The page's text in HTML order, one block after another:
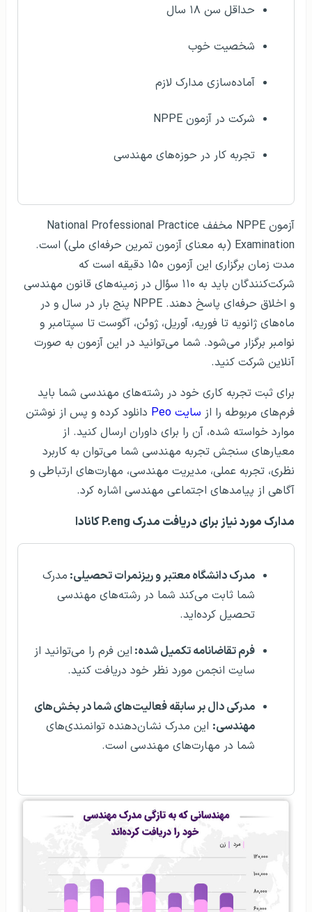
حداقل سن ۱۸ سال
شخصیت خوب
آماده‌سازی مدارک لازم
شرکت در آزمون NPPE
تجربه کار در حوزه‌های مهندسی
آزمون NPPE مخفف National Professional Practice
Examination (به معنای آزمون تمرین حرفه‌ای ملی) است.
مدت زمان برگزاری این آزمون ۱۵۰ دقیقه است که
شرکت‌کنندگان باید به ۱۱۰ سؤال در زمینه‌های قانون مهندسی
و اخلاق حرفه‌ای پاسخ دهند. NPPE پنج بار در سال و در
ماه‌های ژانویه تا فوریه، آوریل، ژوئن، آگوست تا سپتامبر و
نوامبر برگزار می‌شود. شما می‌توانید در این آزمون به صورت
آنلاین شرکت کنید.
برای ثبت تجربه کاری خود در رشته‌های مهندسی شما باید
فرم‌های مربوطه را از سایت Peo
دانلود کرده و پس از نوشتن
موارد خواسته شده، آن را برای داوران ارسال کنید. از
معیارهای سنجش تجربه مهندسی شما می‌توان به کاربرد
نظری، تجربه عملی، مدیریت مهندسی، مهارت‌های ارتباطی و
آگاهی از پیامدهای اجتماعی مهندسی اشاره کرد.
مدارک مورد نیاز برای دریافت مدرک P.eng کانادا
مدرک دانشگاه معتبر و ریزنمرات تحصیلی: مدرک
شما ثابت می‌کند شما در رشته‌های مهندسی
تحصیل کرده‌اید.
فرم تقاضانامه تکمیل شده: این فرم را می‌توانید از
سایت انجمن مورد نظر خود دریافت کنید.
مدرکی دال بر سابقه فعالیت‌های شما در بخش‌های
مهندسی: این مدرک نشان‌دهنده توانمندی‌های
شما در مهارت‌های مهندسی است.